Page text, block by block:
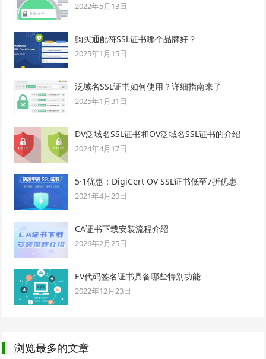
2022年5月13日
购买通配符SSL证书哪个品牌好？
2025年1月15日
泛域名SSL证书如何使用？详细指南来了
2025年1月31日
DV泛域名SSL证书和OV泛域名SSL证书的介绍
2024年4月17日
5·1优惠：DigiCert OV SSL证书低至7折优惠
2021年4月20日
CA证书下载安装流程介绍
2026年2月25日
EV代码签名证书具备哪些特别功能
2022年12月23日
浏览最多的文章